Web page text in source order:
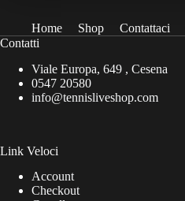
Home Shop Contattaci
Contatti
Viale Europa, 649 , Cesena
0547 20580
info@tennisliveshop.com
Link Veloci
Account
Checkout